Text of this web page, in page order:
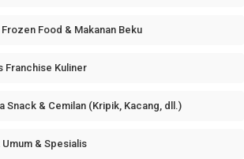
Food & Makanan Beku
Franchise Kuliner
Snack & Cemilan (Kripik, Kacang, dll.)
& Spesialis